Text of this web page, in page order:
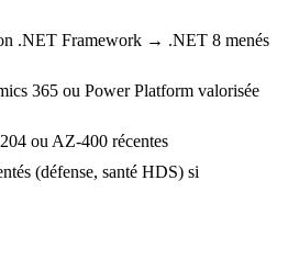
.NET Framework → .NET 8 menés
365 ou Power Platform valorisée
ou AZ-400 récentes
(défense, santé HDS) si